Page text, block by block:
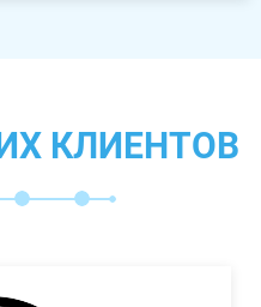
КЛИЕНТОВ